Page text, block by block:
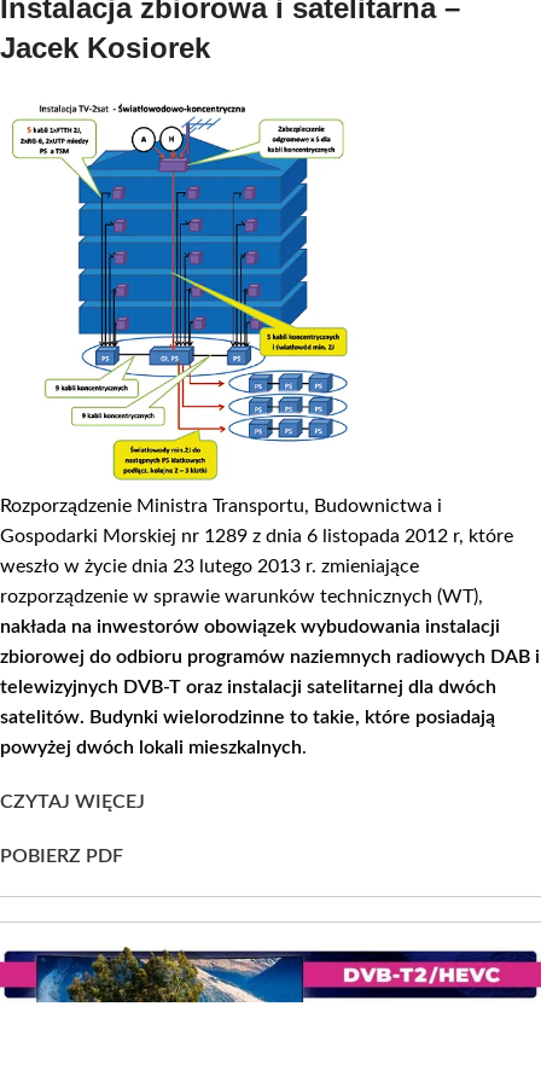
Instalacja zbiorowa i satelitarna –
Jacek Kosiorek
Rozporządzenie Ministra Transportu, Budownictwa i
Gospodarki Morskiej nr 1289 z dnia 6 listopada 2012 r, które
weszło w życie dnia 23 lutego 2013 r. zmieniające
rozporządzenie w sprawie warunków technicznych (WT),
nakłada na inwestorów obowiązek wybudowania instalacji
zbiorowej do odbioru programów naziemnych radiowych DAB i
telewizyjnych DVB-T oraz instalacji satelitarnej dla dwóch
satelitów. Budynki wielorodzinne to takie, które posiadają
powyżej dwóch lokali mieszkalnych.
CZYTAJ WIĘCEJ
POBIERZ PDF